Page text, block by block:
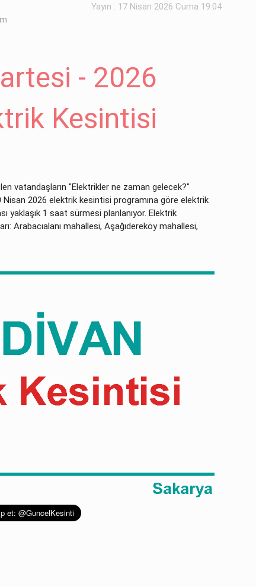
Yayın : 17 Nisan 2026 Cuma 19:04
- 2026
Kesintisi
vatandaşların "Elektrikler ne zaman gelecek?"
Nisan 2026 elektrik kesintisi programına göre elektrik
yaklaşık 1 saat sürmesi planlanıyor. Elektrik
Arabacıalanı mahallesi, Aşağıdereköy mahallesi,